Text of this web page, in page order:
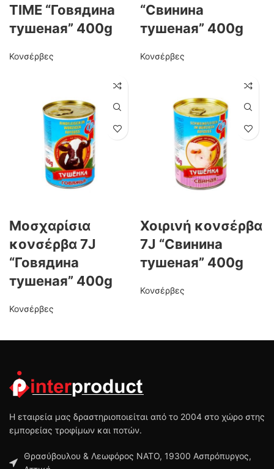
TIME “Говядина
тушеная” 400g
Κονσέρβες
“Свинина
тушеная” 400g
Κονσέρβες
Μοσχαρίσια
κονσέρβα 7J
“Говядина
тушеная” 400g
Κονσέρβες
Χοιρινή κονσέρβα
7J “Свинина
тушеная” 400g
Κονσέρβες
Η εταιρεία μας δραστηριοποιείται από το 2004 στο χώρο στης
εμπορείας τροφίμων και ποτών.
Θρασύβουλου & Λεωφόρος ΝΑΤΟ, 19300 Ασπρόπυργος,